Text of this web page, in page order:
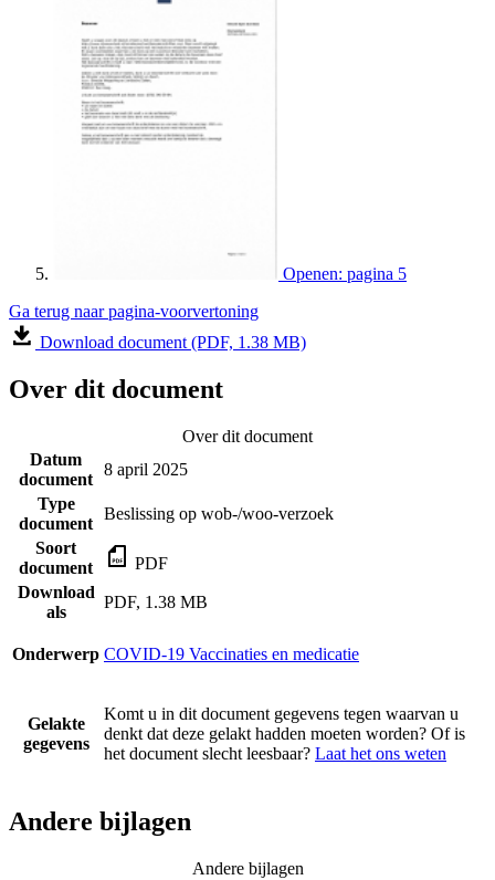
Openen: pagina 5
Ga terug naar pagina-voorvertoning
Download document (PDF, 1.38 MB)
Over dit document
Over dit document
Datum
document
8 april 2025
Type
document
Beslissing op wob-/woo-verzoek
Soort
document
PDF
Download
als
PDF, 1.38 MB
Onderwerp COVID-19 Vaccinaties en medicatie
Gelakte
gegevens
Komt u in dit document gegevens tegen waarvan u
denkt dat deze gelakt hadden moeten worden? Of is
het document slecht leesbaar? Laat het ons weten
Andere bijlagen
Andere bijlagen